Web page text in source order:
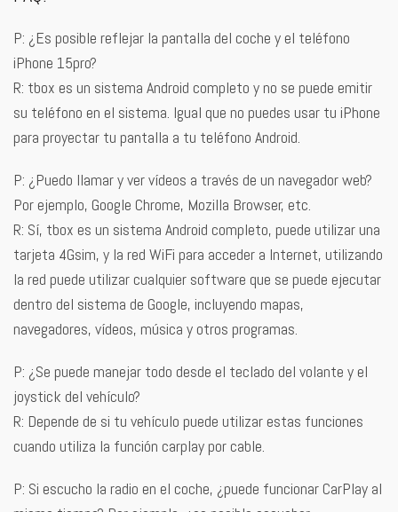
P: ¿Es posible reflejar la pantalla del coche y el teléfono
iPhone 15pro?
R: tbox es un sistema Android completo y no se puede emitir
su teléfono en el sistema. Igual que no puedes usar tu iPhone
para proyectar tu pantalla a tu teléfono Android.
P: ¿Puedo llamar y ver vídeos a través de un navegador web?
Por ejemplo, Google Chrome, Mozilla Browser, etc.
R: Sí, tbox es un sistema Android completo, puede utilizar una
tarjeta 4Gsim, y la red WiFi para acceder a Internet, utilizando
la red puede utilizar cualquier software que se puede ejecutar
dentro del sistema de Google, incluyendo mapas,
navegadores, vídeos, música y otros programas.
P: ¿Se puede manejar todo desde el teclado del volante y el
joystick del vehículo?
R: Depende de si tu vehículo puede utilizar estas funciones
cuando utiliza la función carplay por cable.
P: Si escucho la radio en el coche, ¿puede funcionar CarPlay al